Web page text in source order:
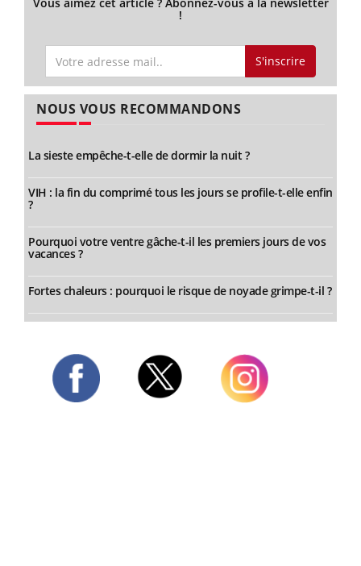
!
S'inscrire
NOUS VOUS RECOMMANDONS
La sieste empêche-t-elle de dormir la nuit ?
VIH : la fin du comprimé tous les jours se profile-t-elle enfin
?
Pourquoi votre ventre gâche-t-il les premiers jours de vos
vacances ?
Fortes chaleurs : pourquoi le risque de noyade grimpe-t-il ?